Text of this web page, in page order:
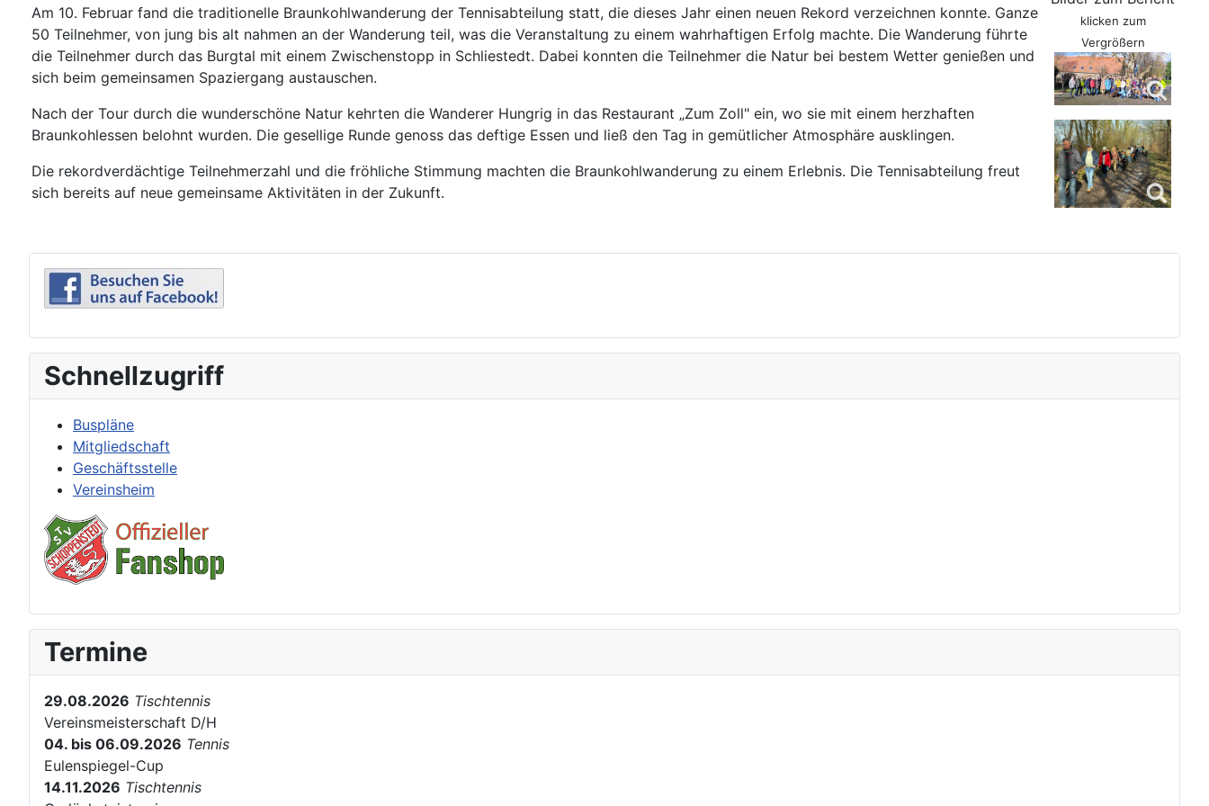
Am 10. Februar fand die traditionelle Braunkohlwanderung der Tennisabteilung statt, die dieses Jahr einen neuen Rekord verzeichnen konnte. Ganze
50 Teilnehmer, von jung bis alt nahmen an der Wanderung teil, was die Veranstaltung zu einem wahrhaftigen Erfolg machte. Die Wanderung führte
die Teilnehmer durch das Burgtal mit einem Zwischenstopp in Schliestedt. Dabei konnten die Teilnehmer die Natur bei bestem Wetter genießen und
sich beim gemeinsamen Spaziergang austauschen.
Nach der Tour durch die wunderschöne Natur kehrten die Wanderer Hungrig in das Restaurant „Zum Zoll" ein, wo sie mit einem herzhaften
Braunkohlessen belohnt wurden. Die gesellige Runde genoss das deftige Essen und ließ den Tag in gemütlicher Atmosphäre ausklingen.
Die rekordverdächtige Teilnehmerzahl und die fröhliche Stimmung machten die Braunkohlwanderung zu einem Erlebnis. Die Tennisabteilung freut
sich bereits auf neue gemeinsame Aktivitäten in der Zukunft.
klicken zum
Vergrößern
Schnellzugriff
Buspläne
Mitgliedschaft
Geschäftsstelle
Vereinsheim
Termine
29.08.2026 Tischtennis
Vereinsmeisterschaft D/H
04. bis 06.09.2026 Tennis
Eulenspiegel-Cup
14.11.2026 Tischtennis